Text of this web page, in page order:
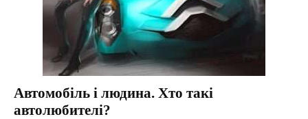
Автомобіль і людина. Хто такі
автолюбителі?